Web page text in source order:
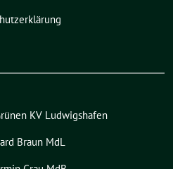
KV Ludwigshafen
Braun MdL